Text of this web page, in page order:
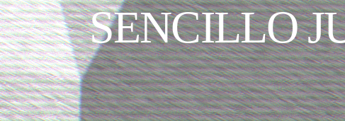
SENCILLO